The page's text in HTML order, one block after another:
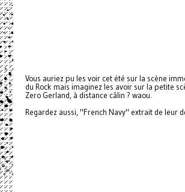
Vous auriez pu les voir cet été sur la scène
du Rock mais imaginez les avoir sur la petite
Zero Gerland, à distance câlin ? waou.
Regardez aussi, "French Navy" extrait de leur